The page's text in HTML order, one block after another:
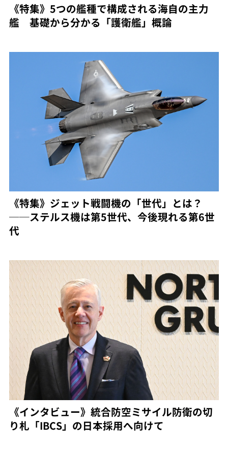
《特集》5つの艦種で構成される海自の主力
艦 基礎から分かる「護衛艦」概論
《特集》ジェット戦闘機の「世代」とは？
──ステルス機は第5世代、今後現れる第6世
代
《インタビュー》統合防空ミサイル防衛の切
り札「IBCS」の日本採用へ向けて